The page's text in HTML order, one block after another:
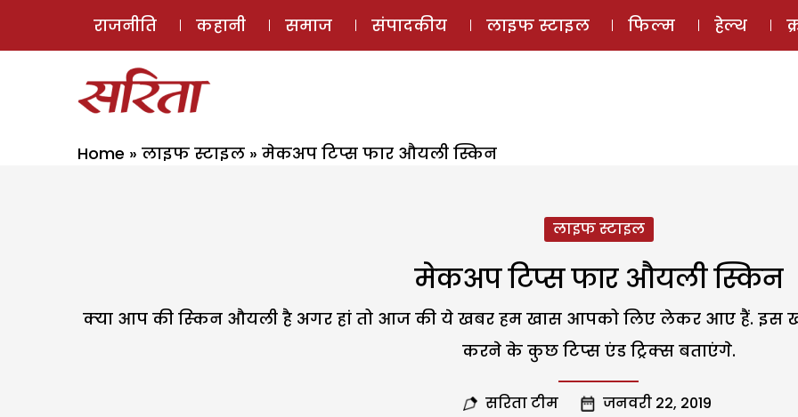
ई-मैगज़ीन
राजनीति कहानी समाज संपादकीय लाइफ स्टाइल फिल्म हेल्थ
Home » लाइफ स्टाइल » मेकअप टिप्स फार औयली स्किन
लाइफ स्टाइल
मेकअप टिप्स फार औयली स्किन
क्‍या आप की स्‍किन औयली है अगर हां तो आज की ये खबर हम खास आपको लिए लेकर आए हैं.
करने के कुछ टिप्‍स एंड ट्रिक्‍स बताएंगे.
सरिता टीम जनवरी 22, 2019